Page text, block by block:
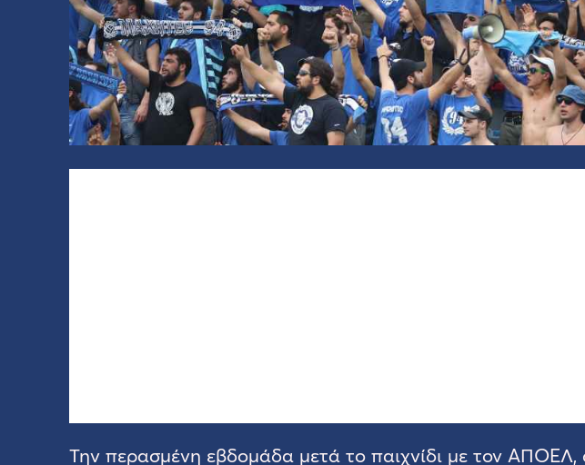
Την περασμένη εβδομάδα μετά το παιχνίδι με τον ΑΠΟΕΛ,